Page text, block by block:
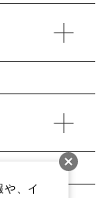
、イ